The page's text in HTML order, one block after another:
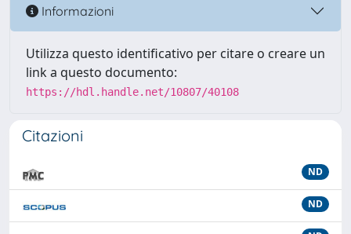
Informazioni
Utilizza questo identificativo per citare o creare un
link a questo documento:
https://hdl.handle.net/10807/40108
Citazioni
ND
ND